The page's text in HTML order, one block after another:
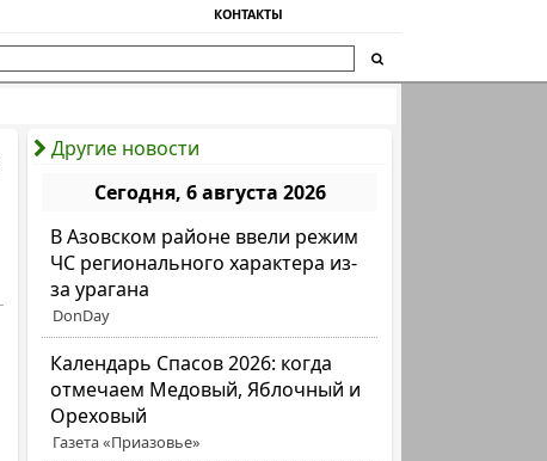
КОНТАКТЫ
Другие новости
Сегодня, 6 августа 2026
В Азовском районе ввели режим
ЧС регионального характера из-
за урагана
DonDay
Календарь Спасов 2026: когда
отмечаем Медовый, Яблочный и
Ореховый
Газета «Приазовье»